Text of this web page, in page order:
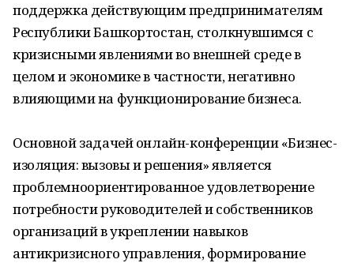
поддержка действующим предпринимателям
Республики Башкортостан, столкнувшимся с
кризисными явлениями во внешней среде в
целом и экономике в частности, негативно
влияющими на функционирование бизнеса.
Основной задачей онлайн-конференции «Бизнес-
изоляция: вызовы и решения» является
проблемноориентированное удовлетворение
потребности руководителей и собственников
организаций в укреплении навыков
антикризисного управления, формирование